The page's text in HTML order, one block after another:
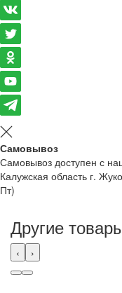
Самовывоз
Самовывоз доступен с
Калужская область г.
Пт)
Другие
‹ ›